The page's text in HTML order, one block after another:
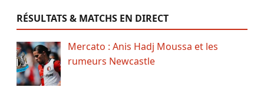
RÉSULTATS & MATCHS EN DIRECT
Mercato : Anis Hadj Moussa et les
rumeurs Newcastle